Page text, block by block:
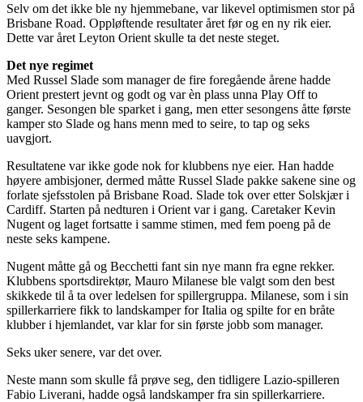
Selv om det ikke ble ny hjemmebane, var likevel optimismen stor på
Brisbane Road. Oppløftende resultater året før og en ny rik eier.
Dette var året Leyton Orient skulle ta det neste steget.
Det nye regimet
Med Russel Slade som manager de fire foregående årene hadde
Orient prestert jevnt og godt og var èn plass unna Play Off to
ganger. Sesongen ble sparket i gang, men etter sesongens åtte første
kamper sto Slade og hans menn med to seire, to tap og seks
uavgjort.
Resultatene var ikke gode nok for klubbens nye eier. Han hadde
høyere ambisjoner, dermed måtte Russel Slade pakke sakene sine og
forlate sjefsstolen på Brisbane Road. Slade tok over etter Solskjær i
Cardiff. Starten på nedturen i Orient var i gang. Caretaker Kevin
Nugent og laget fortsatte i samme stimen, med fem poeng på de
neste seks kampene.
Nugent måtte gå og Becchetti fant sin nye mann fra egne rekker.
Klubbens sportsdirektør, Mauro Milanese ble valgt som den best
skikkede til å ta over ledelsen for spillergruppa. Milanese, som i sin
spillerkarriere fikk to landskamper for Italia og spilte for en bråte
klubber i hjemlandet, var klar for sin første jobb som manager.
Seks uker senere, var det over.
Neste mann som skulle få prøve seg, den tidligere Lazio-spilleren
Fabio Liverani, hadde også landskamper fra sin spillerkarriere.